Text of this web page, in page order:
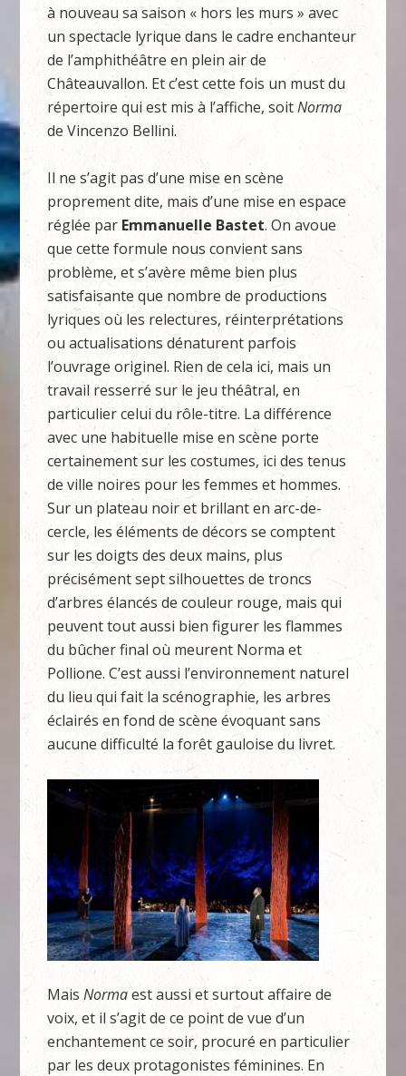
à nouveau sa saison « hors les murs » avec
un spectacle lyrique dans le cadre enchanteur
de l’amphithéâtre en plein air de
Châteauvallon. Et c’est cette fois un must du
répertoire qui est mis à l’affiche, soitNorma
de Vincenzo Bellini.
Il ne s’agit pas d’une mise en scène
proprement dite, mais d’une mise en espace
réglée par Emmanuelle Bastet. On avoue
que cette formule nous convient sans
problème, et s’avère même bien plus
satisfaisante que nombre de productions
lyriques où les relectures, réinterprétations
ou actualisations dénaturent parfois
l’ouvrage originel. Rien de cela ici, mais un
travail resserré sur le jeu théâtral, en
particulier celui du rôle-titre. La différence
avec une habituelle mise en scène porte
certainement sur les costumes, ici des tenus
de ville noires pour les femmes et hommes.
Sur un plateau noir et brillant en arc-de-
cercle, les éléments de décors se comptent
sur les doigts des deux mains, plus
précisément sept silhouettes de troncs
d’arbres élancés de couleur rouge, mais qui
peuvent tout aussi bien figurer les flammes
du bûcher final où meurent Norma et
Pollione. C’est aussi l’environnement naturel
du lieu qui fait la scénographie, les arbres
éclairés en fond de scène évoquant sans
aucune difficulté la forêt gauloise du livret.
MaisNormaest aussi et surtout affaire de
voix, et il s’agit de ce point de vue d’un
enchantement ce soir, procuré en particulier
par les deux protagonistes féminines. En